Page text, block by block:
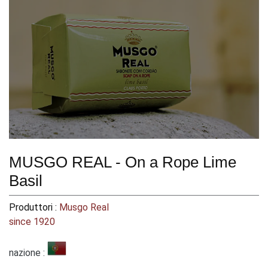
MUSGO REAL - On a Rope Lime
Basil
Produttori : Musgo Real
since 1920
nazione :